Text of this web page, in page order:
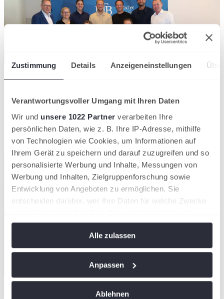
Zustimmung Details Anzeigeneinstellungen
Verantwortungsvoller Umgang mit Ihren Daten
Wir und unsere 1022 Partner verarbeiten Ihre
persönlichen Daten, wie z. B. Ihre IP-Adresse, mithilfe
von Technologien wie Cookies, um Informationen auf
Ihrem Gerät zu speichern und darauf zuzugreifen und so
personalisierte Werbung und Inhalte, Messungen von
Werbung und Inhalten, Zielgruppenforschung sowie
Entwicklung von Angeboten zu ermöglichen. Sie
entscheiden darüber, wer Ihre Daten für welche Zwecke
Cookie-Erklärung oder durch Klicken auf das Privacy
Trigger Symbol ändern oder widerrufen
Wenn Sie es erlauben, würden wir auch gerne:
Alle zulassen
Anpassen
Ablehnen
„Für uns ist das Business Forum Tennis der perfekte Ort, an dem
bewegen. Von der Digitalisierung, über Nachhaltigkeit, bis hin zum
Spitzensport. Der Teilnehmerrekord in diesem Jahr bestätigt uns,
Mehrwert ist“, so Simon Papendorf, Geschäftsführer der DTB-
Vermarktungstochter DMSG und Gastgeber des Forums.